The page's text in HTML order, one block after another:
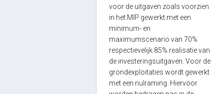
voor de uitgaven zoals voorzien
in het MIP gewerkt met een
minimum- en
maximumscenario van 70%
respectievelijk 85% realisatie van
de investeringsuitgaven. Voor de
grondexploitaties wordt gewerkt
met een nulraming. Hiervoor